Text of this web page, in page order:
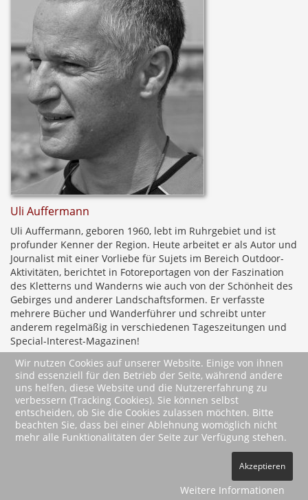
Uli Auffermann
Uli Auffermann, geboren 1960, lebt im Ruhrgebiet und ist
profunder Kenner der Region. Heute arbeitet er als Autor und
Journalist mit einer Vorliebe für Sujets im Bereich Outdoor-
Aktivitäten, berichtet in Fotoreportagen von der Faszination
des Kletterns und Wanderns wie auch von der Schönheit des
Gebirges und anderer Landschaftsformen. Er verfasste
mehrere Bücher und Wanderführer und schreibt unter
anderem regelmäßig in verschiedenen Tageszeitungen und
Special-Interest-Magazinen!
zurück
* Alle Preise inkl. MwSt. ggfls. zzgl. Versandkosten (siehe
Vertrag widerrufen
Wir nutzen Cookies auf unserer Website. Einige von ihnen
sind essenziell für den Betrieb der Seite, während andere
uns helfen, diese Website und die Nutzererfahrung zu
verbessern (Tracking Cookies). Sie können selbst
entscheiden, ob Sie die Cookies zulassen möchten. Bitte
beachten Sie, dass bei einer Ablehnung womöglich nicht
mehr alle Funktionalitäten der Seite zur Verfügung stehen.
Akzeptieren
Weitere Informationen